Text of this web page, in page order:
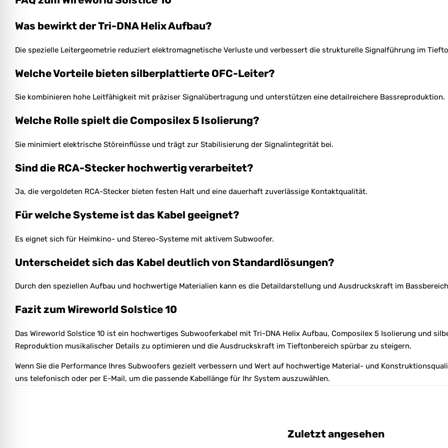
Was bewirkt der Tri-DNA Helix Aufbau?
Die spezielle Leitergeometrie reduziert elektromagnetische Verluste und verbessert die strukturelle Signalführung im
Welche Vorteile bieten silberplattierte OFC-Leiter?
Sie kombinieren hohe Leitfähigkeit mit präziser Signalübertragung und unterstützen eine detailreichere Bassreproduktion.
Welche Rolle spielt die Composilex 5 Isolierung?
Sie minimiert elektrische Störeinflüsse und trägt zur Stabilisierung der Signalintegrität bei.
Sind die RCA-Stecker hochwertig verarbeitet?
Ja, die vergoldeten RCA-Stecker bieten festen Halt und eine dauerhaft zuverlässige Kontaktqualität.
Für welche Systeme ist das Kabel geeignet?
Es eignet sich für Heimkino- und Stereo-Systeme mit aktivem Subwoofer.
Unterscheidet sich das Kabel deutlich von Standardlösungen?
Durch den speziellen Aufbau und hochwertige Materialien kann es die Detaildarstellung und Ausdruckskraft im
Fazit zum Wireworld Solstice 10
Das Wireworld Solstice 10 ist ein hochwertiges Subwooferkabel mit Tri-DNA Helix Aufbau, Composilex 5 Isolierung und
Reproduktion musikalischer Details zu optimieren und die Ausdruckskraft im Tieftonbereich spürbar zu steigern.
Wenn Sie die Performance Ihres Subwoofers gezielt verbessern und Wert auf hochwertige Material- und
uns telefonisch oder per E-Mail, um die passende Kabellänge für Ihr System auszuwählen.
Zuletzt angesehen